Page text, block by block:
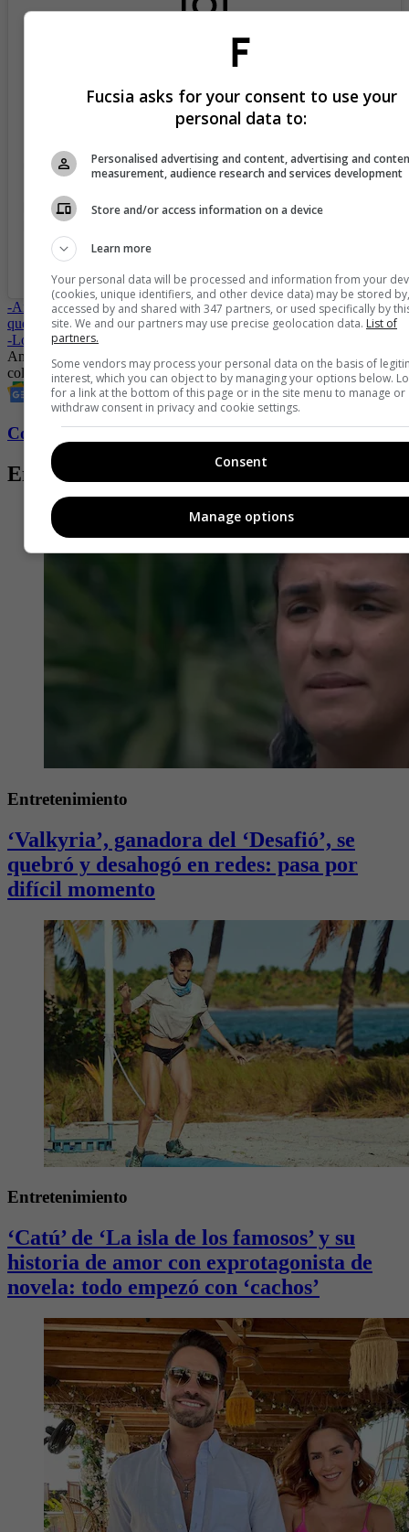
View this post on Instagram
-Andrea Serna marca la tendencia con una prenda de hombre que le
queda muy bien a las mujeres
-Los triunfos de Andrea Serna después de ‘El Desafío’
Andrea Serna
El Desafío Televisión colombiana famosas
colombianasEntretenimientoFarándula
Conozca más de Fucsia aquí
Entradas relacionadas
Entretenimiento
‘Valkyria’, ganadora del ‘Desafió’, se
quebró y desahogó en redes: pasa por
difícil momento
Entretenimiento
‘Catú’ de ‘La isla de los famosos’ y su
historia de amor con exprotagonista de
novela: todo empezó con ‘cachos’
Fucsia asks for your consent to use your
personal data to:
Personalised advertising and content, advertising and
measurement, audience research and services development
Store and/or access information on a device
Learn more
Your personal data will be processed and information from your
(cookies, unique identifiers, and other device data) may be stored by,
accessed by and shared with 347 partners, or used specifically by
site. We and our partners may use precise geolocation data. List of
partners.
Some vendors may process your personal data on the basis of
interest, which you can object to by managing your options below.
for a link at the bottom of this page or in the site menu to manage or
withdraw consent in privacy and cookie settings.
Consent
Manage options